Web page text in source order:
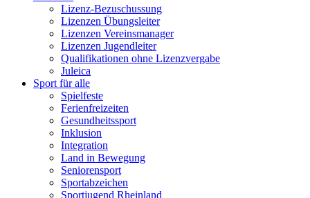
Lizenz-Bezuschussung
Lizenzen Übungsleiter
Lizenzen Vereinsmanager
Lizenzen Jugendleiter
Qualifikationen ohne Lizenzvergabe
Juleica
Sport für alle
Spielfeste
Ferienfreizeiten
Gesundheitssport
Inklusion
Integration
Land in Bewegung
Seniorensport
Sportabzeichen
Sportjugend Rheinland